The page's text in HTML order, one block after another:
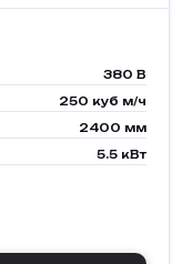
380 В
250 куб м/ч
2400 мм
5.5 кВт